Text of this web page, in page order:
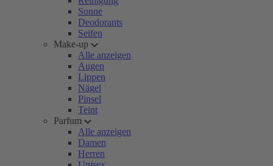
Sonne
Deodorants
Seifen
Make-up
Alle anzeigen
Augen
Lippen
Nägel
Pinsel
Teint
Parfum
Alle anzeigen
Damen
Herren